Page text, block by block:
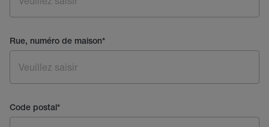
Rue, numéro de maison*
Code postal*